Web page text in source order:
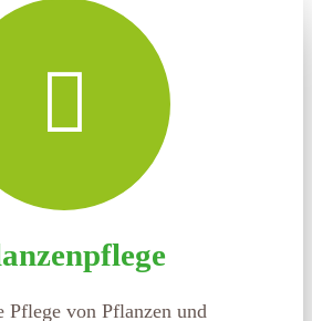
Pflege von Pflanzen und